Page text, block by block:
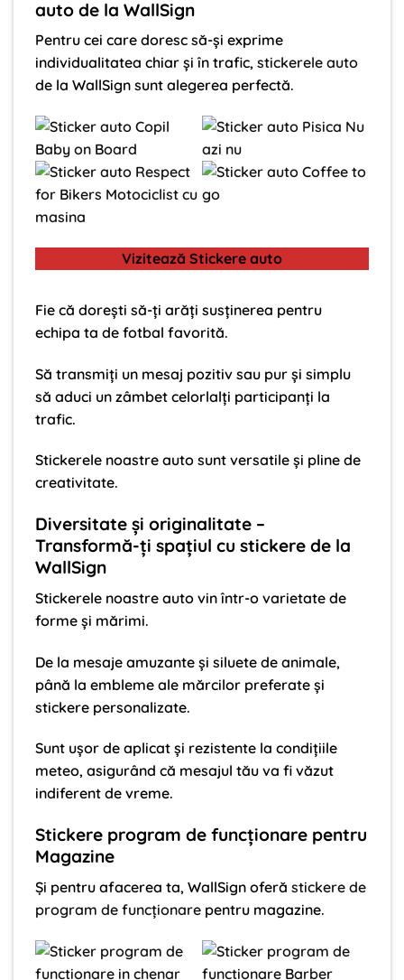
auto de la WallSign
Pentru cei care doresc să-și exprime
individualitatea chiar și în trafic, stickerele auto
de la WallSign sunt alegerea perfectă.
Vizitează Stickere auto
Fie că dorești să-ți arăți susținerea pentru
echipa ta de fotbal favorită.
Să transmiți un mesaj pozitiv sau pur și simplu
să aduci un zâmbet celorlalți participanți la
trafic.
Stickerele noastre auto sunt versatile și pline de
creativitate.
Diversitate și originalitate –
Transformă-ți spațiul cu stickere de la
WallSign
Stickerele noastre auto vin într-o varietate de
forme și mărimi.
De la mesaje amuzante și siluete de animale,
până la embleme ale mărcilor preferate și
stickere personalizate.
Sunt ușor de aplicat și rezistente la condițiile
meteo, asigurând că mesajul tău va fi văzut
indiferent de vreme.
Stickere program de funcționare pentru
Magazine
Și pentru afacerea ta, WallSign oferă stickere de
program de funcționare pentru magazine.